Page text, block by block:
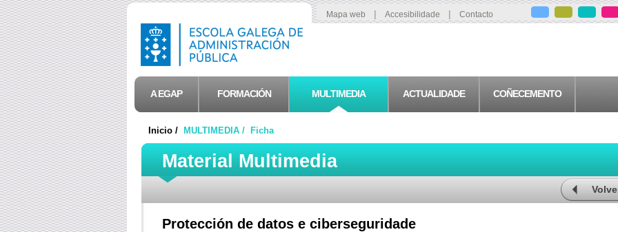
Mapa web | Accesibilidade | Contacto
A EGAP FORMACIÓN MULTIMEDIA ACTUALIDADE COÑECEMENTO
Inicio / MULTIMEDIA / Ficha
Material Multimedia
Protección de datos e ciberseguridade